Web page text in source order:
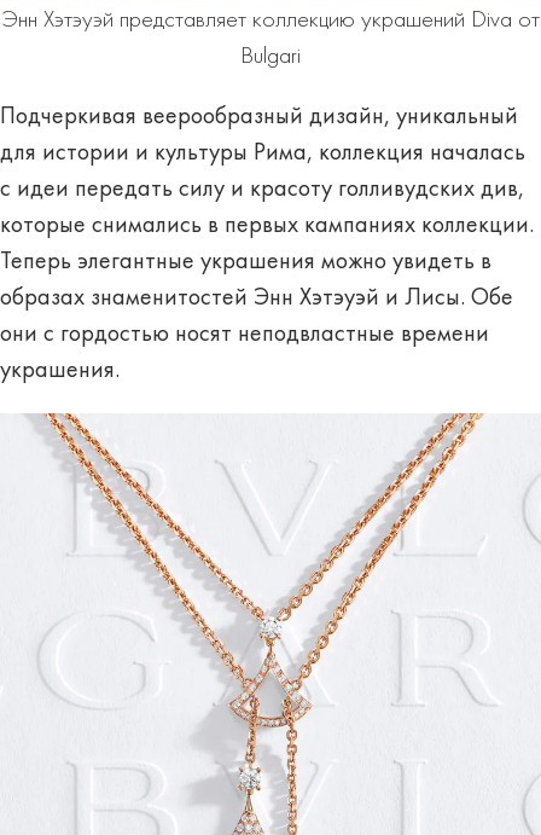
Энн Хэтэуэй представляет коллекцию украшений Diva от
Bulgari
Подчеркивая веерообразный дизайн, уникальный
для истории и культуры Рима, коллекция началась
с идеи передать силу и красоту голливудских див,
которые снимались в первых кампаниях коллекции.
Теперь элегантные украшения можно увидеть в
образах знаменитостей Энн Хэтэуэй и Лисы. Обе
они с гордостью носят неподвластные времени
украшения.